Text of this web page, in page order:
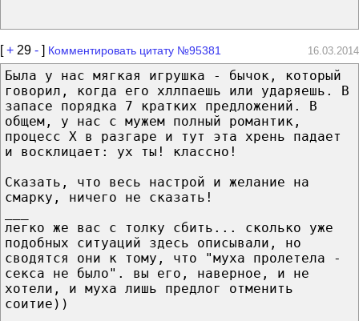
[+ 29 - ] Комментировать цитату №95381 16.03.2014
Была у нас мягкая игрушка - бычок, который
говорил, когда его хллпаешь или ударяешь. В
запасе порядка 7 кратких предложений. В
общем, у нас с мужем полный романтик,
процесс Х в разгаре и тут эта хрень падает
и восклицает: ух ты! классно!
Сказать, что весь настрой и желание на
смарку, ничего не сказать!
легко же вас с толку сбить... сколько уже
подобных ситуаций здесь описывали, но
сводятся они к тому, что "муха пролетела -
секса не было". вы его, наверное, и не
хотели, и муха лишь предлог отменить
соитие))